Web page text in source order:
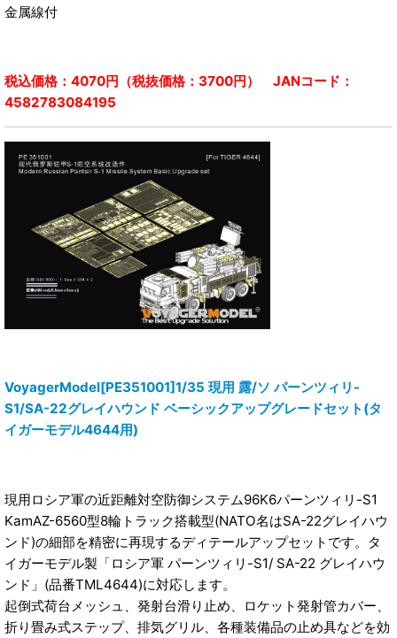
金属線付
税込価格：4070円（税抜価格：3700円） JANコード：
4582783084195
VoyagerModel[PE351001]1/35 現用 露/ソ パーンツィリ-
S1/SA-22グレイハウンド ベーシックアップグレードセット(タ
イガーモデル4644用)
現用ロシア軍の近距離対空防御システム96K6パーンツィリ-S1
KamAZ-6560型8輪トラック搭載型(NATO名はSA-22グレイハウ
ンド)の細部を精密に再現するディテールアップセットです。タ
イガーモデル製「ロシア軍 パーンツィリ-S1/ SA-22 グレイハウ
ンド」(品番TML4644)に対応します。
起倒式荷台メッシュ、発射台滑り止め、ロケット発射管カバー、
折り畳み式ステップ、排気グリル、各種装備品の止め具などを効